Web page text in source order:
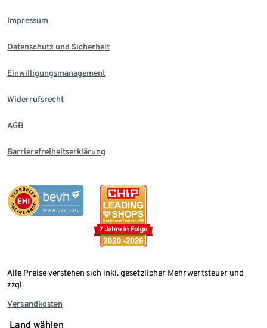
Impressum
Datenschutz und Sicherheit
Einwilligungsmanagement
Widerrufsrecht
AGB
Barrierefreiheitserklärung
Alle Preise verstehen sich inkl. gesetzlicher Mehrwertsteuer und
zzgl.
Versandkosten
Land wählen